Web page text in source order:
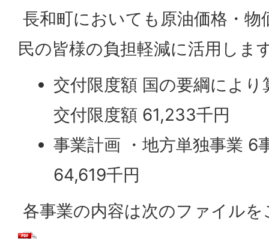
長和町においても原油価格・物
民の皆様の負担軽減に活用しま
交付限度額 国の要綱によ
交付限度額 61,233千円
事業計画 ・地方単独事業 6
64,619千円
各事業の内容は次のファイル